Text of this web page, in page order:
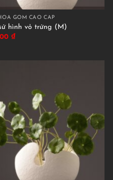
GỐM CAO CẤP
hình vỏ trứng (M)
₫